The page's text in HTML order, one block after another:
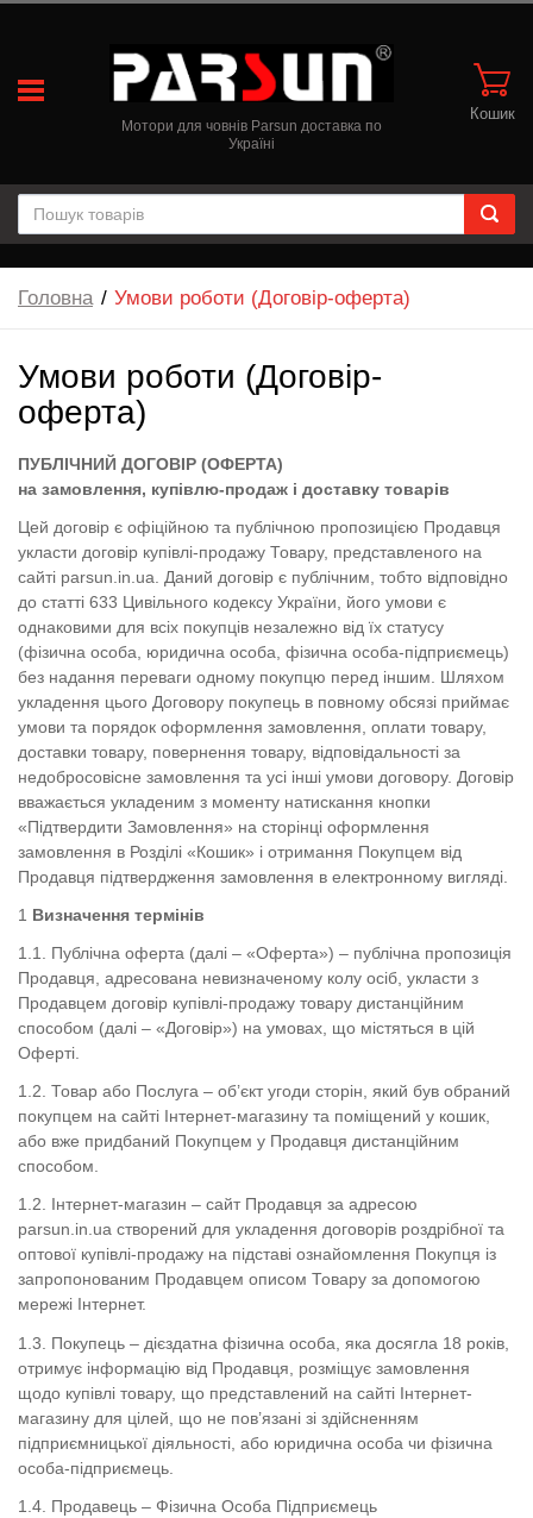
Мотори для човнів Parsun доставка по
Україні
Кошик
Головна Умови роботи (Договір-оферта)
Умови роботи (Договір-
оферта)
ПУБЛІЧНИЙ ДОГОВІР (ОФЕРТА)
на замовлення, купівлю-продаж і доставку товарів
Цей договір є офіційною та публічною пропозицією Продавця
укласти договір купівлі-продажу Товару, представленого на
сайті parsun.in.ua. Даний договір є публічним, тобто відповідно
до статті 633 Цивільного кодексу України, його умови є
однаковими для всіх покупців незалежно від їх статусу
(фізична особа, юридична особа, фізична особа-підприємець)
без надання переваги одному покупцю перед іншим. Шляхом
укладення цього Договору покупець в повному обсязі приймає
умови та порядок оформлення замовлення, оплати товару,
доставки товару, повернення товару, відповідальності за
недобросовісне замовлення та усі інші умови договору. Договір
вважається укладеним з моменту натискання кнопки
«Підтвердити Замовлення» на сторінці оформлення
замовлення в Розділі «Кошик» і отримання Покупцем від
Продавця підтвердження замовлення в електронному вигляді.
Визначення термінів
1.1. Публічна оферта (далі – «Оферта») – публічна пропозиція
Продавця, адресована невизначеному колу осіб, укласти з
Продавцем договір купівлі-продажу товару дистанційним
способом (далі – «Договір») на умовах, що містяться в цій
Оферті.
1.2. Товар або Послуга – об’єкт угоди сторін, який був обраний
покупцем на сайті Інтернет-магазину та поміщений у кошик,
або вже придбаний Покупцем у Продавця дистанційним
способом.
1.2. Інтернет-магазин – сайт Продавця за адресою
parsun.in.ua створений для укладення договорів роздрібної та
оптової купівлі-продажу на підставі ознайомлення Покупця із
запропонованим Продавцем описом Товару за допомогою
мережі Інтернет.
1.3. Покупець – дієздатна фізична особа, яка досягла 18 років,
отримує інформацію від Продавця, розміщує замовлення
щодо купівлі товару, що представлений на сайті Інтернет-
магазину для цілей, що не пов’язані зі здійсненням
підприємницької діяльності, або юридична особа чи фізична
особа-підприємець.
1.4. Продавець – Фізична Особа Підприємець